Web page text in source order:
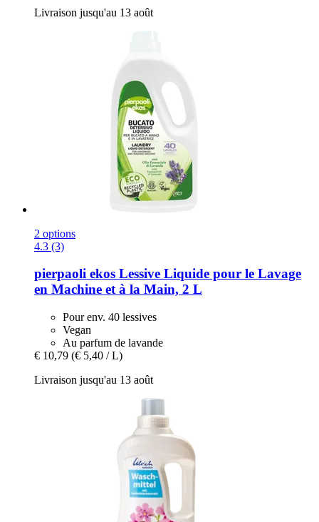
Livraison jusqu'au 13 août
2 options
4.3 (3)
pierpaoli ekos Lessive Liquide pour le Lavage
en Machine et à la Main, 2 L
Pour env. 40 lessives
Vegan
Au parfum de lavande
€ 10,79 (€ 5,40 / L)
Livraison jusqu'au 13 août